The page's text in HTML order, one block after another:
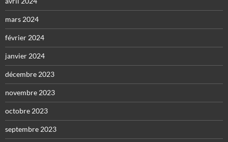
mars 2024
février 2024
janvier 2024
décembre 2023
novembre 2023
octobre 2023
septembre 2023